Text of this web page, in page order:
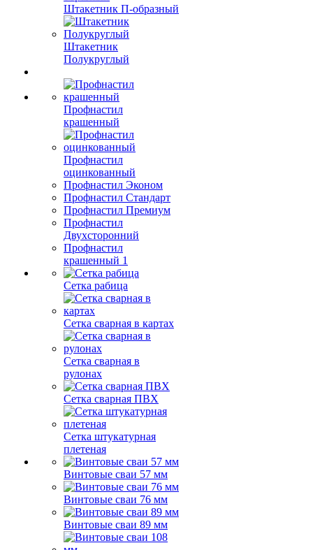
Штакетник П-образный
Штакетник
Полукруглый
Профнастил
крашенный
Профнастил
оцинкованный
Профнастил Эконом
Профнастил Стандарт
Профнастил Премиум
Профнастил
Двухсторонний
Профнастил
крашенный 1
Сетка рабица
Сетка сварная в картах
Сетка сварная в
рулонах
Сетка сварная ПВХ
Сетка штукатурная
плетеная
Винтовые сваи 57 мм
Винтовые сваи 76 мм
Винтовые сваи 89 мм